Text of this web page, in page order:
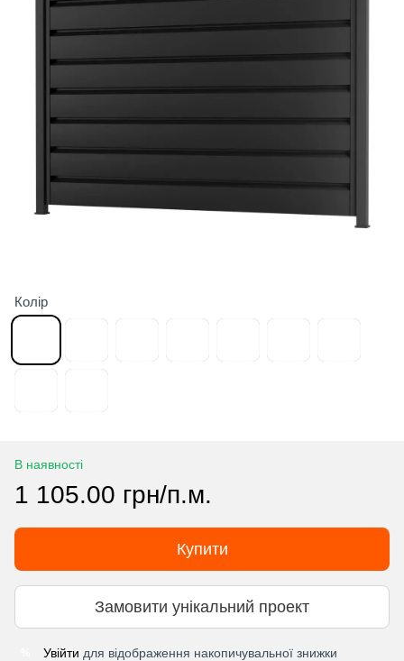
Колір
В наявності
1 105.00 грн/п.м.
Купити
Замовити унікальний проект
Увійти для відображення накопичувальної знижки